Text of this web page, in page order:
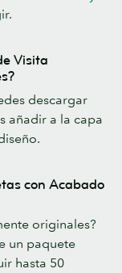
Visita
descargar
añadir a la capa
con Acabado
originales?
un paquete
hasta 50